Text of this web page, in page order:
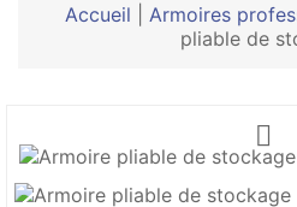
Accueil Armoires
pliable de
